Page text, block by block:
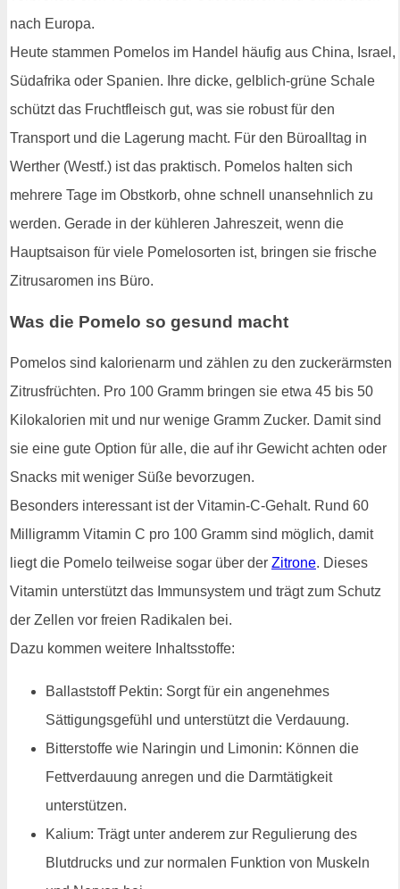
nach Europa.
Heute stammen Pomelos im Handel häufig aus China, Israel,
Südafrika oder Spanien. Ihre dicke, gelblich-grüne Schale
schützt das Fruchtfleisch gut, was sie robust für den
Transport und die Lagerung macht. Für den Büroalltag in
Werther (Westf.) ist das praktisch. Pomelos halten sich
mehrere Tage im Obstkorb, ohne schnell unansehnlich zu
werden. Gerade in der kühleren Jahreszeit, wenn die
Hauptsaison für viele Pomelosorten ist, bringen sie frische
Zitrusaromen ins Büro.
Was die Pomelo so gesund macht
Pomelos sind kalorienarm und zählen zu den zuckerärmsten
Zitrusfrüchten. Pro 100 Gramm bringen sie etwa 45 bis 50
Kilokalorien mit und nur wenige Gramm Zucker. Damit sind
sie eine gute Option für alle, die auf ihr Gewicht achten oder
Snacks mit weniger Süße bevorzugen.
Besonders interessant ist der Vitamin-C-Gehalt. Rund 60
Milligramm Vitamin C pro 100 Gramm sind möglich, damit
liegt die Pomelo teilweise sogar über der Zitrone. Dieses
Vitamin unterstützt das Immunsystem und trägt zum Schutz
der Zellen vor freien Radikalen bei.
Dazu kommen weitere Inhaltsstoffe:
Ballaststoff Pektin: Sorgt für ein angenehmes
Sättigungsgefühl und unterstützt die Verdauung.
Bitterstoffe wie Naringin und Limonin: Können die
Fettverdauung anregen und die Darmtätigkeit
unterstützen.
Kalium: Trägt unter anderem zur Regulierung des
Blutdrucks und zur normalen Funktion von Muskeln